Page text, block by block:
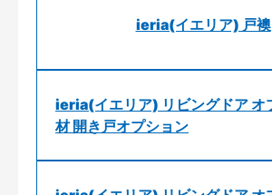
ieria(イエリア) 戸襖
ieria(イエリア) リビングドア オ
材 開き戸オプション